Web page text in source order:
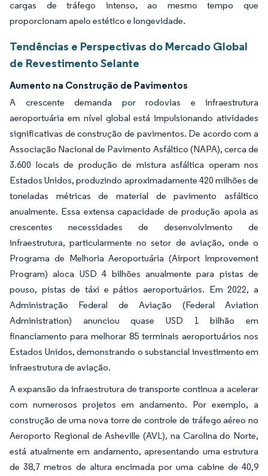
cargas de tráfego intenso, ao mesmo tempo que
proporcionam apelo estético e longevidade.
Tendências e Perspectivas do Mercado Global
de Revestimento Selante
Aumento na Construção de Pavimentos
A crescente demanda por rodovias e infraestrutura
aeroportuária em nível global está impulsionando atividades
significativas de construção de pavimentos. De acordo com a
Associação Nacional de Pavimento Asfáltico (NAPA), cerca de
3.600 locais de produção de mistura asfáltica operam nos
Estados Unidos, produzindo aproximadamente 420 milhões de
toneladas métricas de material de pavimento asfáltico
anualmente. Essa extensa capacidade de produção apoia as
crescentes necessidades de desenvolvimento de
infraestrutura, particularmente no setor de aviação, onde o
Programa de Melhoria Aeroportuária (Airport Improvement
Program) aloca USD 4 bilhões anualmente para pistas de
pouso, pistas de táxi e pátios aeroportuários. Em 2022, a
Administração Federal de Aviação (Federal Aviation
Administration) anunciou quase USD 1 bilhão em
financiamento para melhorar 85 terminais aeroportuários nos
Estados Unidos, demonstrando o substancial investimento em
infraestrutura de aviação.
A expansão da infraestrutura de transporte continua a acelerar
com numerosos projetos em andamento. Por exemplo, a
construção de uma nova torre de controle de tráfego aéreo no
Aeroporto Regional de Asheville (AVL), na Carolina do Norte,
está atualmente em andamento, apresentando uma estrutura
de 38,7 metros de altura encimada por uma cabine de 40,9